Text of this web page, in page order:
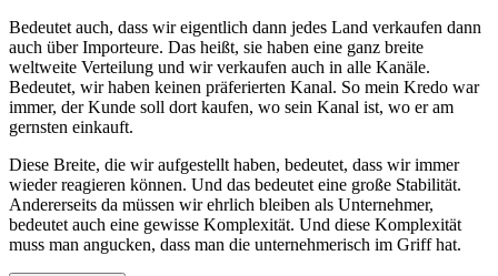
Bedeutet auch, dass wir eigentlich dann jedes Land verkaufen dann
auch über Importeure. Das heißt, sie haben eine ganz breite
weltweite Verteilung und wir verkaufen auch in alle Kanäle.
Bedeutet, wir haben keinen präferierten Kanal. So mein Kredo war
immer, der Kunde soll dort kaufen, wo sein Kanal ist, wo er am
gernsten einkauft.
Diese Breite, die wir aufgestellt haben, bedeutet, dass wir immer
wieder reagieren können. Und das bedeutet eine große Stabilität.
Andererseits da müssen wir ehrlich bleiben als Unternehmer,
bedeutet auch eine gewisse Komplexität. Und diese Komplexität
muss man angucken, dass man die unternehmerisch im Griff hat.